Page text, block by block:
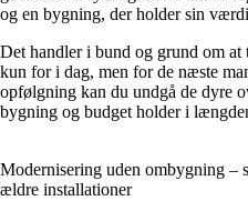
og en bygning, der holder sin
Det handler i bund og grund om
kun for i dag, men for de næste
opfølgning kan du undgå de dyre
bygning og budget holder i
Modernisering uden ombygning –
ældre installationer